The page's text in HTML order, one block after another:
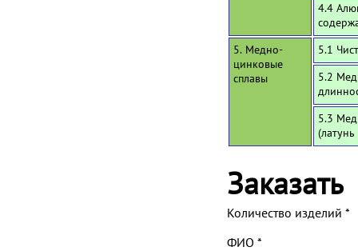
4.4
5. Медно-
цинковые
сплавы
5.1
5.2
5.3
Заказать
Количество изделий *
ФИО *